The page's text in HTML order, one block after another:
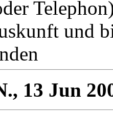
und
13 Jun